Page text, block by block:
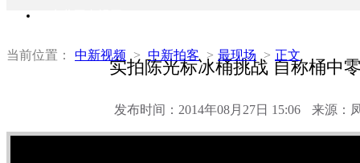
当前位置： 中新视频 > 中新拍客 > 最现场 > 正文
实拍陈光标冰桶挑战 自称桶中
发布时间：2014年08月27日 15:06 来源：